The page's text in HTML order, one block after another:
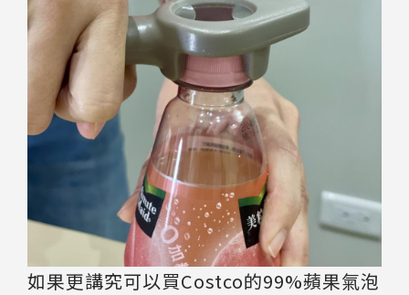
如果更講究可以買Costco的99%蘋果氣泡